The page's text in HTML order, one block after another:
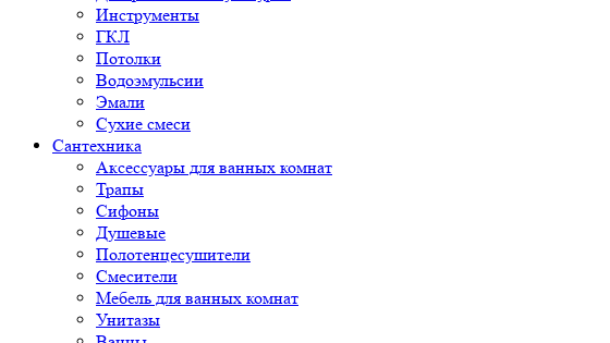
Инструменты
ГКЛ
Потолки
Водоэмульсии
Эмали
Сухие смеси
Сантехника
Аксессуары для ванных комнат
Трапы
Сифоны
Душевые
Полотенцесушители
Смесители
Мебель для ванных комнат
Унитазы